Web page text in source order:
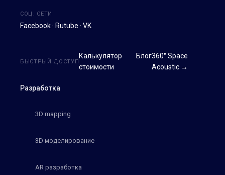
СОЦ. СЕТИ
Facebook · Rutube · VK
Разработка
3D mapping
3D моделирование
AR разработка
БЫСТРЫЙ ДОСТУП
Калькулятор
стоимости
Блог360° Space
Acoustic →